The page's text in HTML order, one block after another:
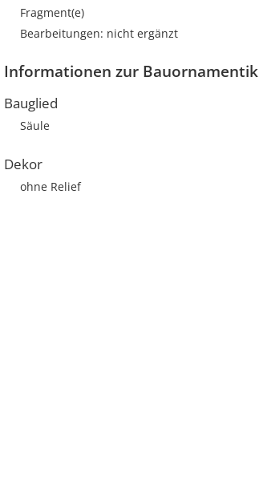
Fragment(e)
Bearbeitungen: nicht ergänzt
Informationen zur Bauornamentik
Bauglied
Säule
Dekor
ohne Relief